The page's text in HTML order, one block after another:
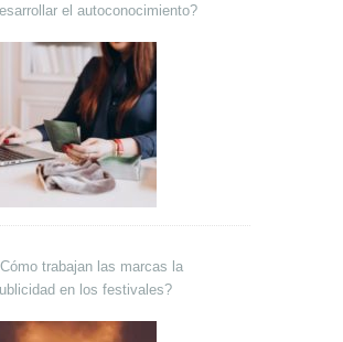
el autoconocimiento?
trabajan las marcas la
en los festivales?